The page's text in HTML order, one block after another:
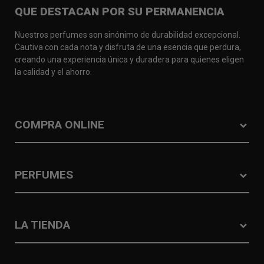
QUE DESTACAN POR SU PERMANENCIA
Nuestros perfumes son sinónimo de durabilidad excepcional.
Cautiva con cada nota y disfruta de una esencia que perdura,
creando una experiencia única y duradera para quienes eligen
la calidad y el ahorro.
COMPRA ONLINE
PERFUMES
LA TIENDA